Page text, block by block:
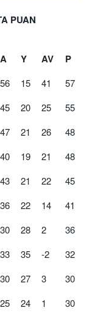
PUAN
A Y AV P
56 15 41
57
45 20 25
55
47 21 26
48
40 19 21
48
43 21 22
45
36 22 14
41
30 28 2
36
33 35 -2
32
30 27 3
30
25 24 1 30